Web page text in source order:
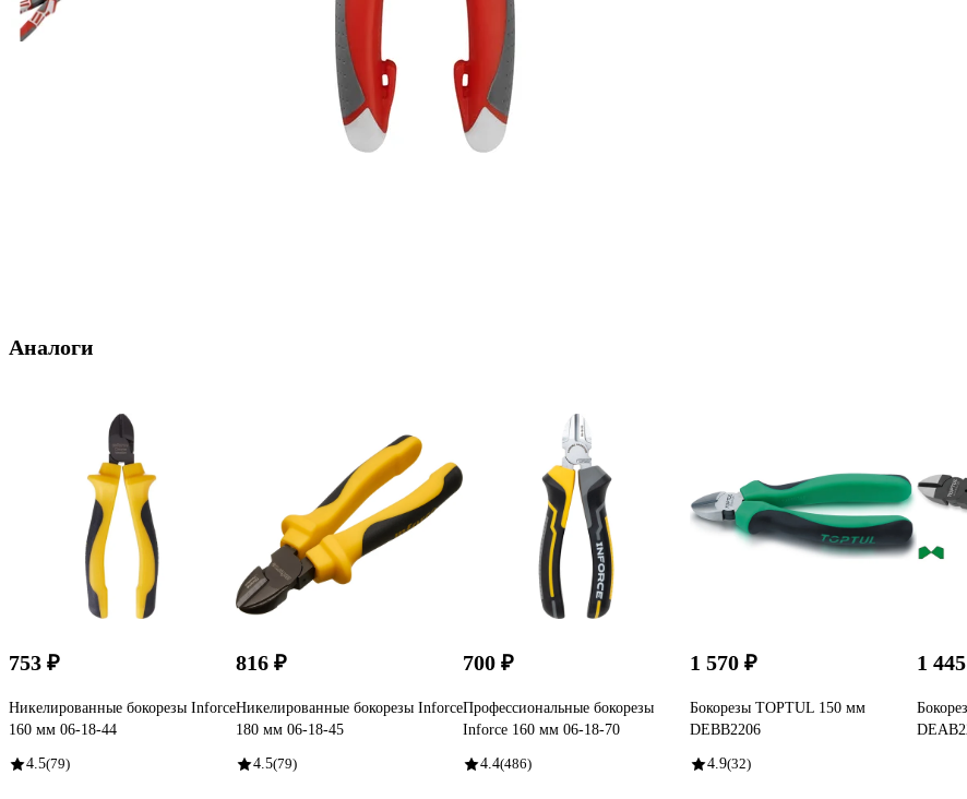
Аналоги
753 ₽
Никелированные бокорезы Inforce
160 мм 06-18-44
4.5(79)
816 ₽
Никелированные бокорезы Inforce
180 мм 06-18-45
4.5(79)
700 ₽
Профессиональные бокорезы
Inforce 160 мм 06-18-70
4.4(486)
1 570 ₽
Бокорезы TOPTUL 150 мм
DEBB2206
4.9(32)
1